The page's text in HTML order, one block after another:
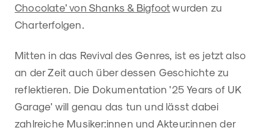
Chocolate' von Shanks & Bigfootwurden zu
Charterfolgen.
Mitten in das Revival des Genres, ist es jetzt also
an der Zeit auch über dessen Geschichte zu
reflektieren. Die Dokumentation '25 Years of UK
Garage' will genau das tun und lässt dabei
zahlreiche Musiker:innen und Akteur:innen der